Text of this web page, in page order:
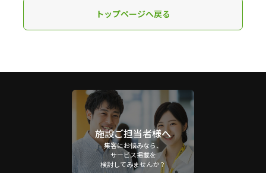
トップページへ戻る
施設ご担当者様へ
集客にお悩みなら、
サービス掲載を
検討してみませんか？